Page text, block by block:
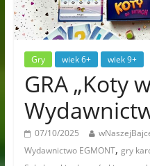
Gry wiek 6+ wiek 9+
GRA „Koty
07/10/2025
Wydawnictwo EGMONT, gry